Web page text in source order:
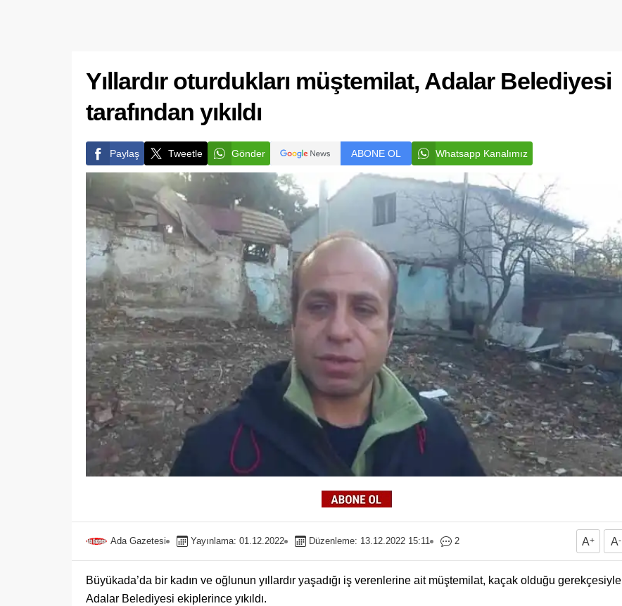
Yıllardır oturdukları müştemilat, Adalar Belediyesi
tarafından yıkıldı
Paylaş Tweetle Gönder ABONE OL Whatsapp Kanalımız
Ada Gazetesi Yayınlama: 01.12.2022 Düzenleme: 13.12.2022 15:11 2 A+ A-
Büyükada’da bir kadın ve oğlunun yıllardır yaşadığı iş verenlerine ait müştemilat, kaçak olduğu gerekçesiyle
Adalar Belediyesi ekiplerince yıkıldı.